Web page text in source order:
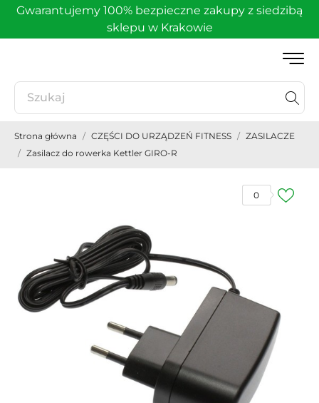
Gwarantujemy 100% bezpieczne zakupy z siedzibą
sklepu w Krakowie
Strona główna CZĘŚCI DO URZĄDZEŃ FITNESS
ZASILACZE
Zasilacz do rowerka Kettler GIRO-R
0